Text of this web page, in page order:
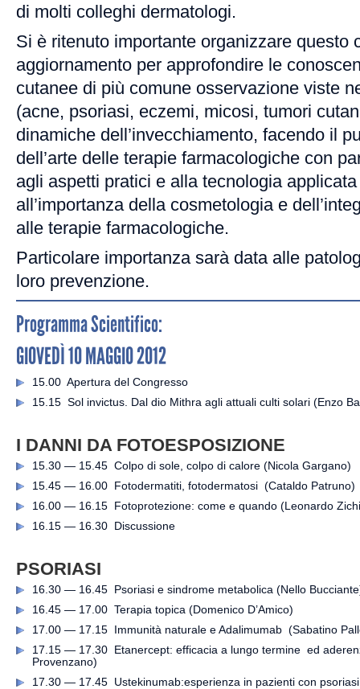
di molti colleghi dermatologi.
Si è ritenuto importante organizzare questo
aggiornamento per approfondire le
cutanee di più comune osservazione viste
(acne, psoriasi, eczemi, micosi, tumori
dinamiche dell’invecchiamento, facendo il
dell’arte delle terapie farmacologiche con
agli aspetti pratici e alla tecnologia
all’importanza della cosmetologia e
alle terapie farmacologiche.
Particolare importanza sarà data alle
loro prevenzione.
Programma Scientifico:
GIOVEDÌ 10 MAGGIO 2012
15.00 Apertura del Congresso
15.15 Sol invictus. Dal dio Mithra agli attuali culti solari (Enzo
I DANNI DA FOTOESPOSIZIONE
15.30 — 15.45 Colpo di sole, colpo di calore (Nicola Gargano)
15.45 — 16.00 Fotodermatiti, fotodermatosi (Cataldo Patruno)
16.00 — 16.15 Fotoprotezione: come e quando (Leonardo
16.15 — 16.30 Discussione
PSORIASI
16.30 — 16.45 Psoriasi e sindrome metabolica (Nello
16.45 — 17.00 Terapia topica (Domenico D’Amico)
17.00 — 17.15 Immunità naturale e Adalimumab (Sabatino
17.15 — 17.30 Etanercept: efficacia a lungo termine ed
Provenzano)
17.30 — 17.45 Ustekinumab:esperienza in pazienti con